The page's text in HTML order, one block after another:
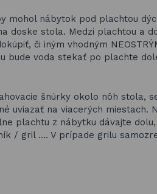
mohol nábytok pod plachtou
doske stola. Medzi plachtou a
či iným vhodným
bude voda stekať po plachte
šnúrky okolo nôh stola,
uviazať na viacerých
plachtu z nábytku dávajte
/ gril …. V prípade grilu